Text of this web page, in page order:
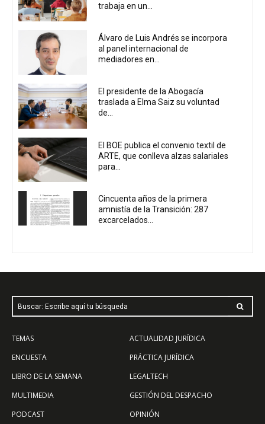
trabaja en un...
Álvaro de Luis Andrés se incorpora
al panel internacional de
mediadores en...
El presidente de la Abogacía
traslada a Elma Saiz su voluntad
de...
El BOE publica el convenio textil de
ARTE, que conlleva alzas salariales
para...
Cincuenta años de la primera
amnistía de la Transición: 287
excarcelados...
Buscar: Escribe aquí tu búsqueda
TEMAS
ENCUESTA
LIBRO DE LA SEMANA
MULTIMEDIA
PODCAST
ACTUALIDAD JURÍDICA
PRÁCTICA JURÍDICA
LEGALTECH
GESTIÓN DEL DESPACHO
OPINIÓN